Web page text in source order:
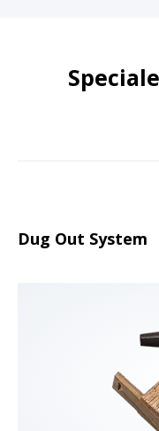
Dug Out System